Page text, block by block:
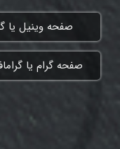
​صفحه وینیل یا
​صفحه گرام یا